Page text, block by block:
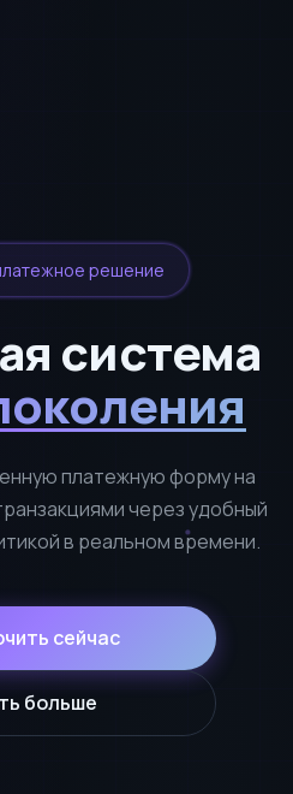
решение
система
платежную форму на
через удобный
в реальном времени.
сейчас
больше